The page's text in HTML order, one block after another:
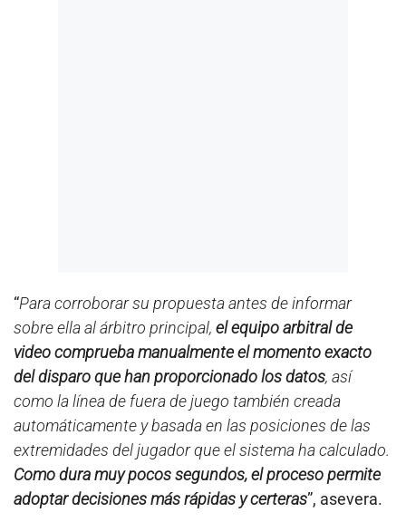
“Para corroborar su propuesta antes de informar
sobre ella al árbitro principal, el equipo arbitral de
video comprueba manualmente el momento exacto
del disparo que han proporcionado los datos, así
como la línea de fuera de juego también creada
automáticamente y basada en las posiciones de las
extremidades del jugador que el sistema ha calculado.
Como dura muy pocos segundos, el proceso permite
adoptar decisiones más rápidas y certeras”, asevera.